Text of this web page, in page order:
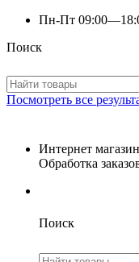
Пн-Пт
Поиск
Посмотреть все
Интернет
Обработка
Поиск